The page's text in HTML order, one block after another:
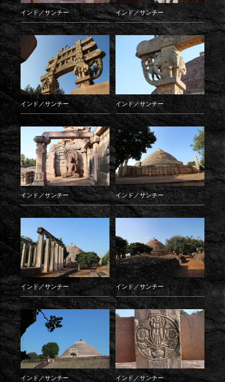
インド／サンチー インド／サンチー
インド／サンチー インド／サンチー
インド／サンチー インド／サンチー
インド／サンチー インド／サンチー
インド／サンチー インド／サンチー